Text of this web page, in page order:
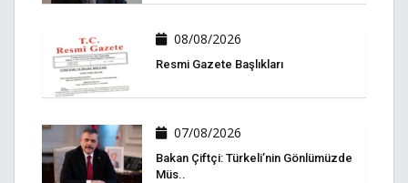
08/08/2026
Resmi Gazete Başlıkları
07/08/2026
Bakan Çiftçi: Türkeli’nin Gönlümüzde
Müs..